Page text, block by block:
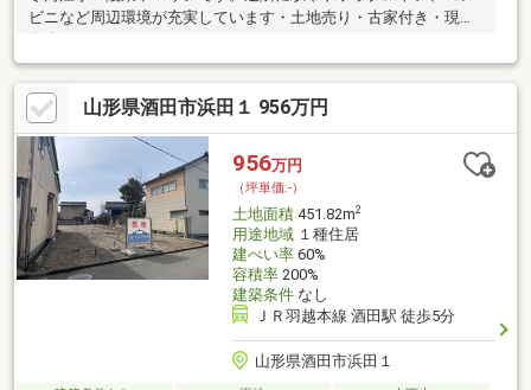
ビニなど周辺環境が充実しています・土地売り・古家付き・現況
山形県酒田市浜田１ 956万円
956万円
（坪単価:-）
土地面積451.82m2
用途地域１種住居
建ぺい率60%
容積率200%
建築条件なし
ＪＲ羽越本線 酒田駅 徒歩5分
山形県酒田市浜田１